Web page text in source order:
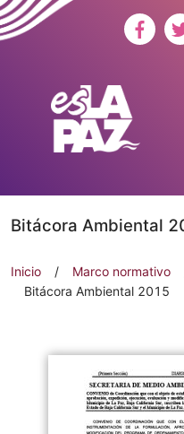
Bitácora Ambiental
Inicio / Marco normativo
Bitácora Ambiental 2015